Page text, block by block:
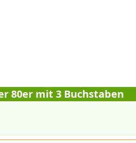
80er mit 3 Buchstaben